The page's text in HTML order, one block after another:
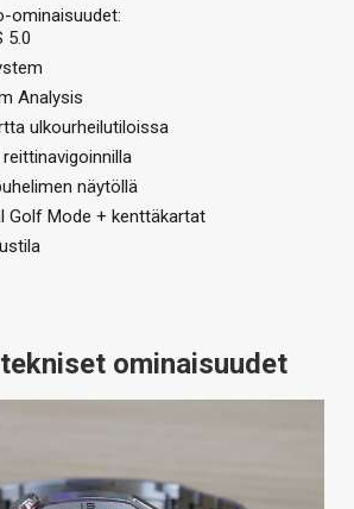
ominaisuudet:
5.0
Analysis
ulkourheilutiloissa
näytöllä
Golf Mode + kenttäkartat
ominaisuudet